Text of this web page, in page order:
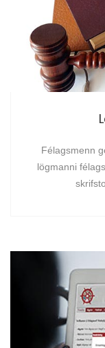
Félagsmenn
lögmanni